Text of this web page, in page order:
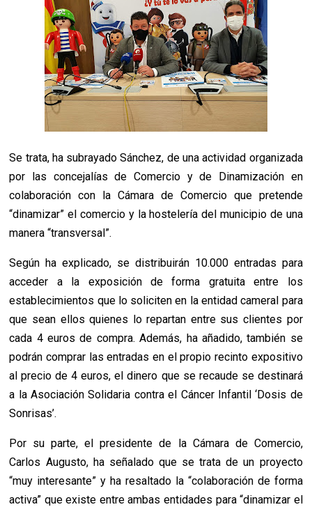
Se trata, ha subrayado Sánchez, de una actividad organizada
por las concejalías de Comercio y de Dinamización en
colaboración con la Cámara de Comercio que pretende
“dinamizar” el comercio y la hostelería del municipio de una
manera “transversal”.
Según ha explicado, se distribuirán 10.000 entradas para
acceder a la exposición de forma gratuita entre los
establecimientos que lo soliciten en la entidad cameral para
que sean ellos quienes lo repartan entre sus clientes por
cada 4 euros de compra. Además, ha añadido, también se
podrán comprar las entradas en el propio recinto expositivo
al precio de 4 euros, el dinero que se recaude se destinará
a la Asociación Solidaria contra el Cáncer Infantil ‘Dosis de
Sonrisas’.
Por su parte, el presidente de la Cámara de Comercio,
Carlos Augusto, ha señalado que se trata de un proyecto
“muy interesante” y ha resaltado la “colaboración de forma
activa” que existe entre ambas entidades para “dinamizar el